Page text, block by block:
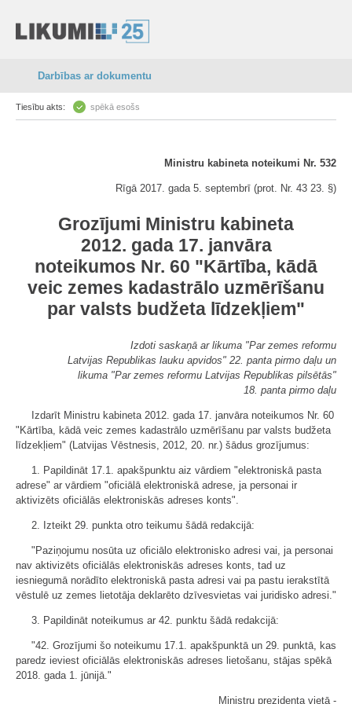
Darbības ar dokumentu
Tiesību akts: spēkā esošs
Ministru kabineta noteikumi Nr. 532
Rīgā 2017. gada 5. septembrī (prot. Nr. 43 23. §)
Grozījumi Ministru kabineta
2012. gada 17. janvāra
noteikumos Nr. 60 "Kārtība, kādā
veic zemes kadastrālo uzmērīšanu
par valsts budžeta līdzekļiem"
Izdoti saskaņā ar likuma "Par zemes reformu
Latvijas Republikas lauku apvidos" 22. panta pirmo daļu un
likuma "Par zemes reformu Latvijas Republikas pilsētās"
18. panta pirmo daļu
Izdarīt Ministru kabineta 2012. gada 17. janvāra noteikumos Nr. 60
"Kārtība, kādā veic zemes kadastrālo uzmērīšanu par valsts budžeta
līdzekļiem" (Latvijas Vēstnesis, 2012, 20. nr.) šādus grozījumus:
1. Papildināt 17.1. apakšpunktu aiz vārdiem "elektroniskā pasta
adrese" ar vārdiem "oficiālā elektroniskā adrese, ja personai ir
aktivizēts oficiālās elektroniskās adreses konts".
2. Izteikt 29. punkta otro teikumu šādā redakcijā:
"Paziņojumu nosūta uz oficiālo elektronisko adresi vai, ja personai
nav aktivizēts oficiālās elektroniskās adreses konts, tad uz
iesniegumā norādīto elektroniskā pasta adresi vai pa pastu ierakstītā
vēstulē uz zemes lietotāja deklarēto dzīvesvietas vai juridisko adresi."
3. Papildināt noteikumus ar 42. punktu šādā redakcijā:
"42. Grozījumi šo noteikumu 17.1. apakšpunktā un 29. punktā, kas
paredz ieviest oficiālās elektroniskās adreses lietošanu, stājas spēkā
2018. gada 1. jūnijā."
Ministru prezidenta vietā -